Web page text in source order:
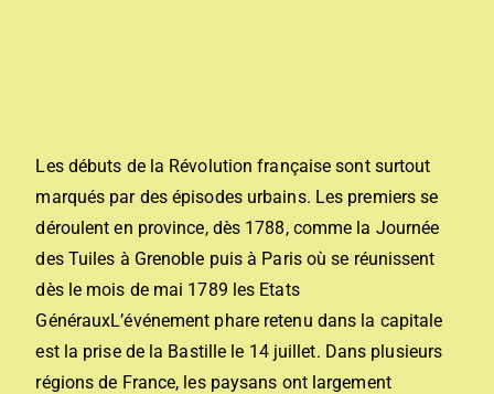
Les débuts de la Révolution française sont surtout
marqués par des épisodes urbains. Les premiers se
déroulent en province, dès 1788, comme la Journée
des Tuiles à Grenoble puis à Paris où se réunissent
dès le mois de mai 1789 les Etats
GénérauxL’événement phare retenu dans la capitale
est la prise de la Bastille le 14 juillet. Dans plusieurs
régions de France, les paysans ont largement